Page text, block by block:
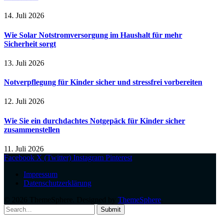
14. Juli 2026
Wie Solar Notstromversorgung im Haushalt für mehr
Sicherheit sorgt
13. Juli 2026
Notverpflegung für Kinder sicher und stressfrei vorbereiten
12. Juli 2026
Wie Sie ein durchdachtes Notgepäck für Kinder sicher
zusammenstellen
11. Juli 2026
Facebook X (Twitter) Instagram Pinterest
Impressum
Datenschutzerklärung
ThemeSphere
Submit